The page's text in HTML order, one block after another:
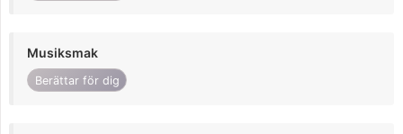
Musiksmak
Berättar för dig